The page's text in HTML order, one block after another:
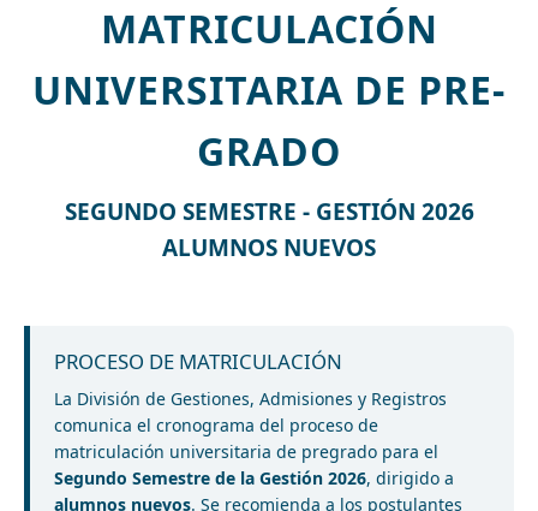
MATRICULACIÓN
UNIVERSITARIA DE PRE-
GRADO
SEGUNDO SEMESTRE - GESTIÓN 2026
ALUMNOS NUEVOS
PROCESO DE MATRICULACIÓN
La División de Gestiones, Admisiones y Registros
comunica el cronograma del proceso de
matriculación universitaria de pregrado para el
Segundo Semestre de la Gestión 2026, dirigido a
alumnos nuevos. Se recomienda a los postulantes